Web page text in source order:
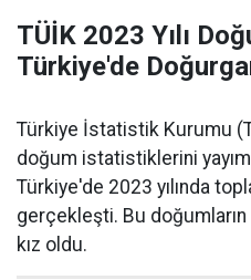
TÜİK 2023 Yılı
Türkiye'de
Türkiye İstatistik Kurumu
doğum istatistiklerini
Türkiye'de 2023 yılında
gerçekleşti. Bu
kız oldu.